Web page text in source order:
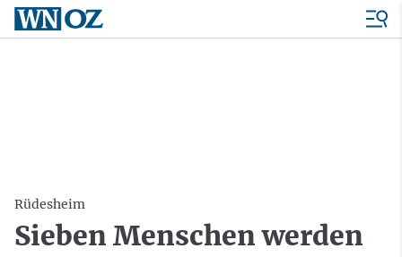
Rüdesheim
Sieben Menschen werden